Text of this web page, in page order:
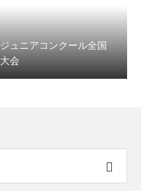
ジュニアコンクール全国
大会